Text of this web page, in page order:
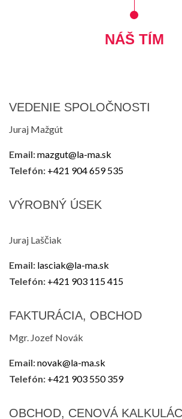
NÁŠ TÍM
VEDENIE SPOLOČNOSTI
Juraj Mažgút
Email:mazgut@la-ma.sk
Telefón: +421 904 659 535
VÝROBNÝ ÚSEK
Juraj Laščiak
Email: lasciak@la-ma.sk
Telefón: +421 903 115 415
FAKTURÁCIA, OBCHOD
Mgr. Jozef Novák
Email:novak@la-ma.sk
Telefón: +421 903 550 359
OBCHOD, CENOVÁ